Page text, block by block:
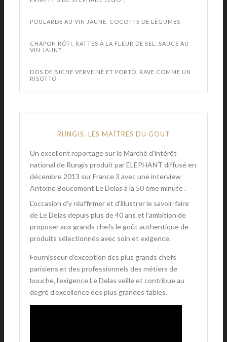
POULARDE AU VIN JAUNE, COCOTTE DE LÉGUMES
CHAPON RÔTI, RATTES À LA FLEUR DE SEL, SAUCE AU
VIN JAUNE
DOS DE BICHE VERVEINE ET PORTO, RAVE COMME UN
RISOTTO
RUNGIS, LES MAÎTRES DU GOUT
Un excellent reportage sur le Marché d'intérêt
national de Rungis produit par ELEPHANT diffusé en
décembre 2013 sur France 3 avec une interview
Antoine Boucomont Le Delas à la 50 ème minute .
L'occasion d'y réaffirmer et d'illustrer le savoir-faire
de Le Delas depuis plus de 40 ans et l’ambition de
proposer aux grands chefs le goût authentique de
produits sélectionnés avec soin et exigence.
Fournisseur d’exception des plus grands chefs
parisiens et des professionnels des métiers de
bouche, l'exigence Le Delas veille et contribue au
degré d’excellence des plus grandes tables.